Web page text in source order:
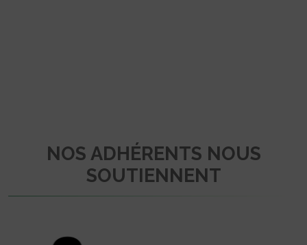
NOS ADHÉRENTS NOUS
SOUTIENNENT